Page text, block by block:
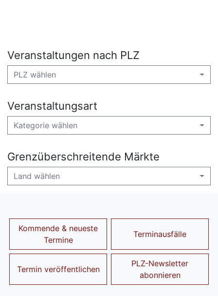
Veranstaltungen nach PLZ
PLZ wählen
Veranstaltungsart
Kategorie wählen
Grenzüberschreitende Märkte
Land wählen
Kommende & neueste
Termine
Terminausfälle
Termin veröffentlichen
PLZ-Newsletter
abonnieren